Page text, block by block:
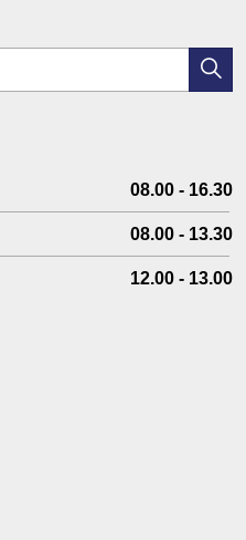
08.00 - 16.30
08.00 - 13.30
12.00 - 13.00